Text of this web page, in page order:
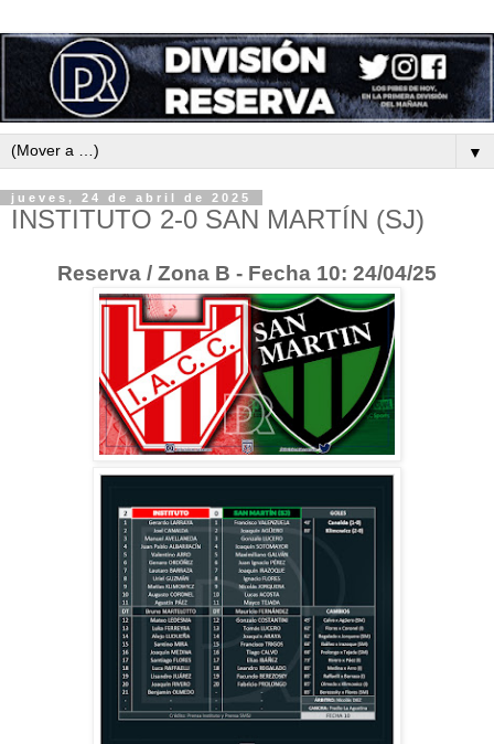
▼
jueves, 24 de abril de 2025
INSTITUTO 2-0 SAN MARTÍN (SJ)
Reserva / Zona B - Fecha 10: 24/04/25